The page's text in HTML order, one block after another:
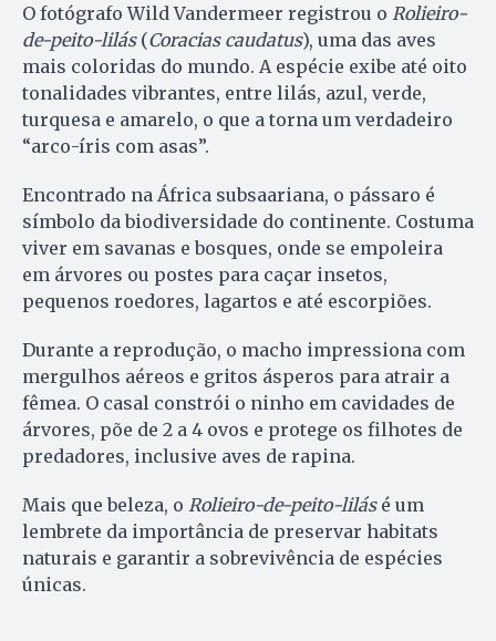
O fotógrafo Wild Vandermeer registrou o Rolieiro-
de-peito-lilás(Coracias caudatus), uma das aves
mais coloridas do mundo. A espécie exibe até oito
tonalidades vibrantes, entre lilás, azul, verde,
turquesa e amarelo, o que a torna um verdadeiro
“arco-íris com asas”.
Encontrado na África subsaariana, o pássaro é
símbolo da biodiversidade do continente. Costuma
viver em savanas e bosques, onde se empoleira
em árvores ou postes para caçar insetos,
pequenos roedores, lagartos e até escorpiões.
Durante a reprodução, o macho impressiona com
mergulhos aéreos e gritos ásperos para atrair a
fêmea. O casal constrói o ninho em cavidades de
árvores, põe de 2 a 4 ovos e protege os filhotes de
predadores, inclusive aves de rapina.
Mais que beleza, o Rolieiro-de-peito-lilásé um
lembrete da importância de preservar habitats
naturais e garantir a sobrevivência de espécies
únicas.